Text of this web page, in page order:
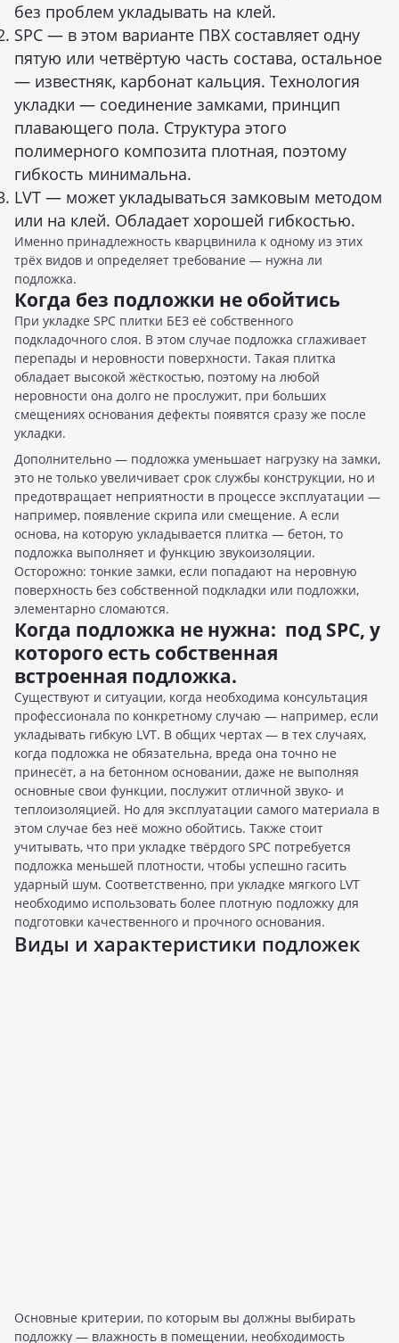
без проблем укладывать на клей.
SPC — в этом варианте ПВХ составляет одну
пятую или четвёртую часть состава, остальное
— известняк, карбонат кальция. Технология
укладки — соединение замками, принцип
плавающего пола. Структура этого
полимерного композита плотная, поэтому
гибкость минимальна.
LVT — может укладываться замковым методом
или на клей. Обладает хорошей гибкостью.
Именно принадлежность кварцвинила к одному из этих
трёх видов и определяет требование — нужна ли
подложка.
Когда без подложки не обойтись
При укладке SPC плитки БЕЗ её собственного
подкладочного слоя. В этом случае подложка сглаживает
перепады и неровности поверхности. Такая плитка
обладает высокой жёсткостью, поэтому на любой
неровности она долго не прослужит, при больших
смещениях основания дефекты появятся сразу же после
укладки.
Дополнительно — подложка уменьшает нагрузку на замки,
это не только увеличивает срок службы конструкции, но и
предотвращает неприятности в процессе эксплуатации —
например, появление скрипа или смещение. А если
основа, на которую укладывается плитка — бетон, то
подложка выполняет и функцию звукоизоляции.
Осторожно: тонкие замки, если попадают на неровную
поверхность без собственной подкладки или подложки,
элементарно сломаются.
Когда подложка не нужна: под SPC, у
которого есть собственная
встроенная подложка.
Существуют и ситуации, когда необходима консультация
профессионала по конкретному случаю — например, если
укладывать гибкую LVT. В общих чертах — в тех случаях,
когда подложка не обязательна, вреда она точно не
принесёт, а на бетонном основании, даже не выполняя
основные свои функции, послужит отличной звуко- и
теплоизоляцией. Но для эксплуатации самого материала в
этом случае без неё можно обойтись. Также стоит
учитывать, что при укладке твёрдого SPC потребуется
подложка меньшей плотности, чтобы успешно гасить
ударный шум. Соответственно, при укладке мягкого LVT
необходимо использовать более плотную подложку для
подготовки качественного и прочного основания.
Виды и характеристики подложек
Основные критерии, по которым вы должны выбирать
подложку — влажность в помещении, необходимость